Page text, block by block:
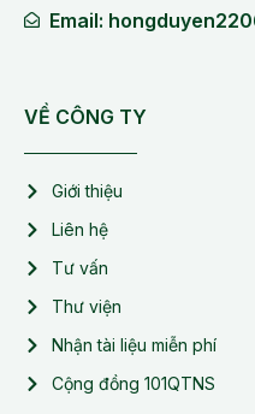
Email:
VỀ CÔNG TY
Giới thiệu
Liên hệ
Tư vấn
Thư viện
Nhận tài liệu miễn phí
Cộng đồng 101QTNS